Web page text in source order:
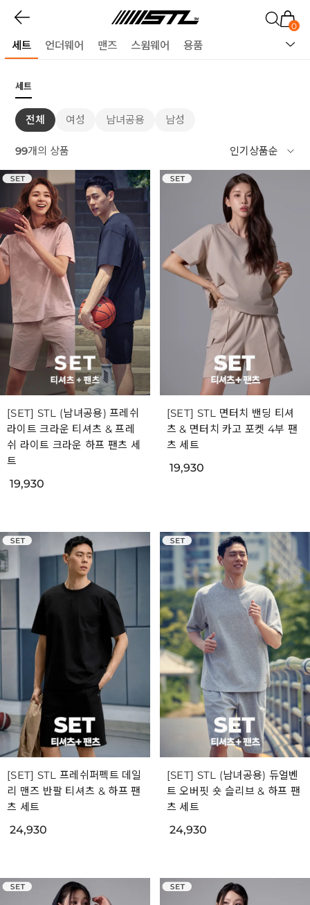
0
세트 언더웨어 맨즈 스윔웨어 용품
세트
전체 여성 남녀공용 남성
99개의 상품
[SET] STL (남녀공용) 프레쉬
라이트 크라운 티셔츠 & 프레
쉬 라이트 크라운 하프 팬츠 세
트
19,930
[SET] STL 면터치 밴딩 티셔
츠 & 면터치 카고 포켓 4부 팬
츠 세트
19,930
[SET] STL 프레쉬퍼펙트 데일
리 맨즈 반팔 티셔츠 & 하프 팬
츠 세트
24,930
[SET] STL (남녀공용) 듀얼벤
트 오버핏 숏 슬리브 & 하프 팬
츠 세트
24,930